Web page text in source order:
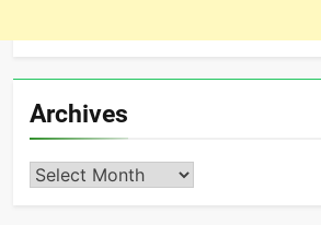
Archives
Archives